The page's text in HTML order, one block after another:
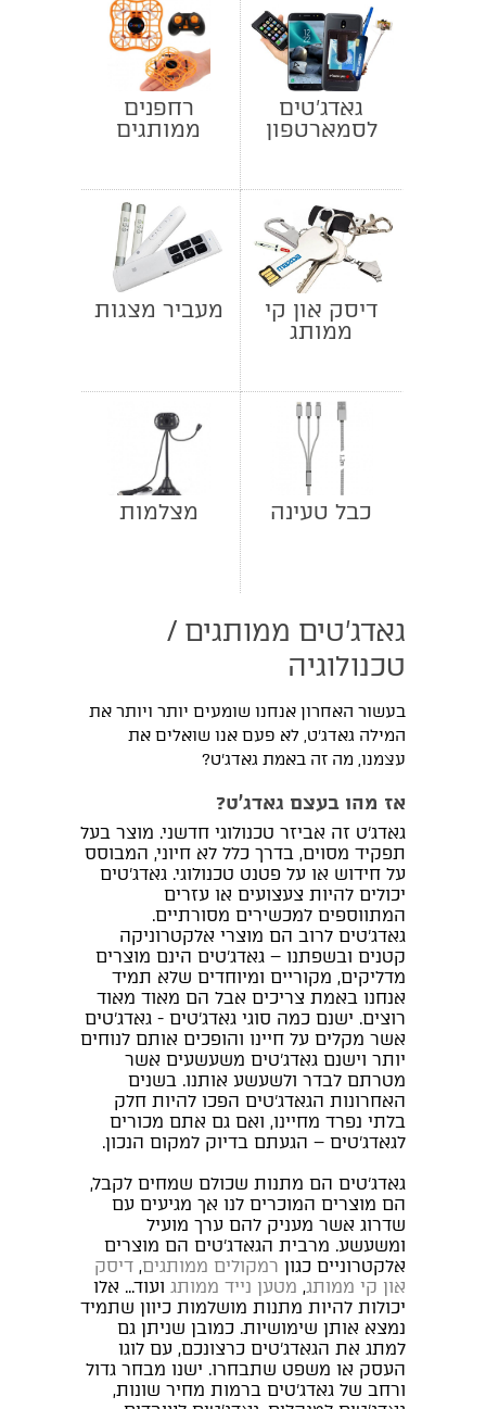
גאדג'טים
לסמארטפון
רחפנים
ממותגים
דיסק און קי
ממותג
מעביר מצגות
כבל טעינה מצלמות
גאדג'טים ממותגים /
טכנולוגיה
בעשור האחרון אנחנו שומעים יותר ויותר את
המילה גאדג'ט, לא פעם אנו שואלים את
עצמנו, מה זה באמת גאדג'ט?
אז מהו בעצם גאדג'ט?
גאדג'ט זה אביזר טכנולוגי חדשני. מוצר בעל
תפקיד מסוים, בדרך כלל לא חיוני, המבוסס
על חידוש או על פטנט טכנולוגי. גאדג'טים
יכולים להיות צעצועים או עזרים
המתווספים למכשירים מסורתיים.
גאדג'טים לרוב הם מוצרי אלקטרוניקה
קטנים ובשפתנו – גאדג'טים הינם מוצרים
מדליקים, מקוריים ומיוחדים שלא תמיד
אנחנו באמת צריכים אבל הם מאוד מאוד
רוצים. ישנם כמה סוגי גאדג'טים - גאדג'טים
אשר מקלים על חיינו והופכים אותם לנוחים
יותר וישנם גאדג'טים משעשעים אשר
מטרתם לבדר ולשעשע אותנו. בשנים
האחרונות הגאדג'טים הפכו להיות חלק
בלתי נפרד מחיינו, ואם גם אתם מכורים
לגאדג'טים – הגעתם בדיוק למקום הנכון.
גאדג'טים הם מתנות שכולם שמחים לקבל,
הם מוצרים המוכרים לנו אך מגיעים עם
שדרוג אשר מעניק להם ערך מועיל
ומשעשע. מרבית הגאדג'טים הם מוצרים
אלקטרוניים כגון רמקולים ממותגים, דיסק
און קי ממותג, מטען נייד ממותג ועוד... אלו
יכולות להיות מתנות מושלמות כיוון שתמיד
נמצא אותן שימושיות. כמובן שניתן גם
למתג את הגאדג'טים כרצונכם, עם לוגו
העסק או משפט שתבחרו. ישנו מבחר גדול
ורחב של גאדג'טים ברמות מחיר שונות,